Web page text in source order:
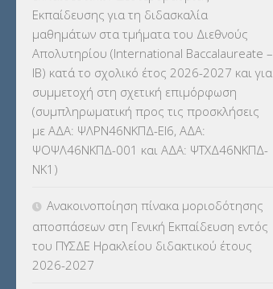
ΕΠΑΛ(366)
ΕΠΙΜΟΡΦΩΣΗ Τ.Π.Ε.(10)
ΕΥΡΩΠΑΪΚΑ ΠΡΟΓΡΑΜΜΑΤΑ(230)
ΚΕΣΥ(60)
ΚΕΣΥΠ(109)
ΓΛΩΣΣΟΜΑΘΕΙΑΣ(135)
ΚΠπ- ΚΡΑΤΙΚΟ ΠΙΣΤΟΠΟΙΗΤΙΚΟ
ΠΛΗΡΟΦΟΡΙΚΗΣ
Εκπαίδευσης για τη διδασκαλία
μαθημάτων στα τμήματα του Διεθνούς
Απολυτηρίου (International Baccalaureate –
IB) κατά το σχολικό έτος 2026-2027 και για
συμμετοχή στη σχετική επιμόρφωση
(συμπληρωματική προς τις προσκλήσεις
με ΑΔΑ: ΨΛΡΝ46ΝΚΠΔ-ΕΙ6, ΑΔΑ:
ΨΟΨΛ46ΝΚΠΔ-001 και ΑΔΑ: ΨΤΧΔ46ΝΚΠΔ-
ΝΚ1)
Ανακοινοποίηση πίνακα μοριοδότησης
αποσπάσεων στη Γενική Εκπαίδευση εντός
του ΠΥΣΔΕ Ηρακλείου διδακτικού έτους
2026-2027